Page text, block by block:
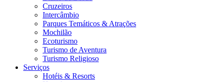
Cruzeiros
Intercâmbio
Parques Temáticos & Atrações
Mochilão
Ecoturismo
Turismo de Aventura
Turismo Religioso
Serviços
Hotéis & Resorts